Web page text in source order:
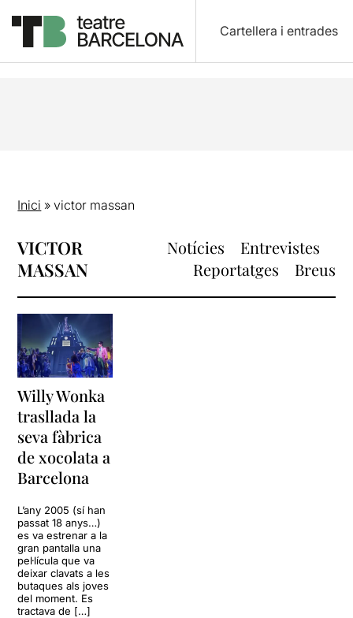
Cartellera i entrades
Inici »victor massan
VICTOR
MASSAN
Notícies
Entrevistes
Reportatges
Breus
Willy Wonka
trasllada la
seva fàbrica
de xocolata a
Barcelona
L’any 2005 (sí han
passat 18 anys…)
es va estrenar a la
gran pantalla una
pel·lícula que va
deixar clavats a les
butaques als joves
del moment. Es
tractava de […]